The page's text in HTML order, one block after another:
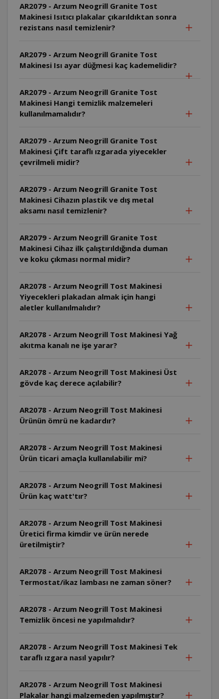
AR2079 - Arzum Neogrill Granite Tost
Makinesi Isıtıcı plakalar çıkarıldıktan sonra
rezistans nasıl temizlenir?
AR2079 - Arzum Neogrill Granite Tost
Makinesi Isı ayar düğmesi kaç kademelidir?
AR2079 - Arzum Neogrill Granite Tost
Makinesi Hangi temizlik malzemeleri
kullanılmamalıdır?
AR2079 - Arzum Neogrill Granite Tost
Makinesi Çift taraflı ızgarada yiyecekler
çevrilmeli midir?
AR2079 - Arzum Neogrill Granite Tost
Makinesi Cihazın plastik ve dış metal
aksamı nasıl temizlenir?
AR2079 - Arzum Neogrill Granite Tost
Makinesi Cihaz ilk çalıştırıldığında duman
ve koku çıkması normal midir?
AR2078 - Arzum Neogrill Tost Makinesi
Yiyecekleri plakadan almak için hangi
aletler kullanılmalıdır?
AR2078 - Arzum Neogrill Tost Makinesi Yağ
akıtma kanalı ne işe yarar?
AR2078 - Arzum Neogrill Tost Makinesi Üst
gövde kaç derece açılabilir?
AR2078 - Arzum Neogrill Tost Makinesi
Ürünün ömrü ne kadardır?
AR2078 - Arzum Neogrill Tost Makinesi
Ürün ticari amaçla kullanılabilir mi?
AR2078 - Arzum Neogrill Tost Makinesi
Ürün kaç watt'tır?
AR2078 - Arzum Neogrill Tost Makinesi
Üretici firma kimdir ve ürün nerede
üretilmiştir?
AR2078 - Arzum Neogrill Tost Makinesi
Termostat/ikaz lambası ne zaman söner?
AR2078 - Arzum Neogrill Tost Makinesi
Temizlik öncesi ne yapılmalıdır?
AR2078 - Arzum Neogrill Tost Makinesi Tek
taraflı ızgara nasıl yapılır?
AR2078 - Arzum Neogrill Tost Makinesi
Plakalar hangi malzemeden yapılmıştır?